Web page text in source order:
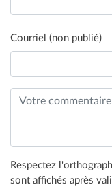
Courriel (non publié)
Respectez
sont affichés après